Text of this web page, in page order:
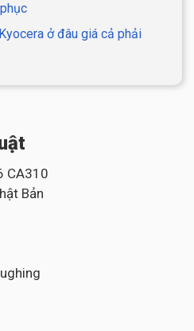
ở đâu giá cả phải
CA310
Bản